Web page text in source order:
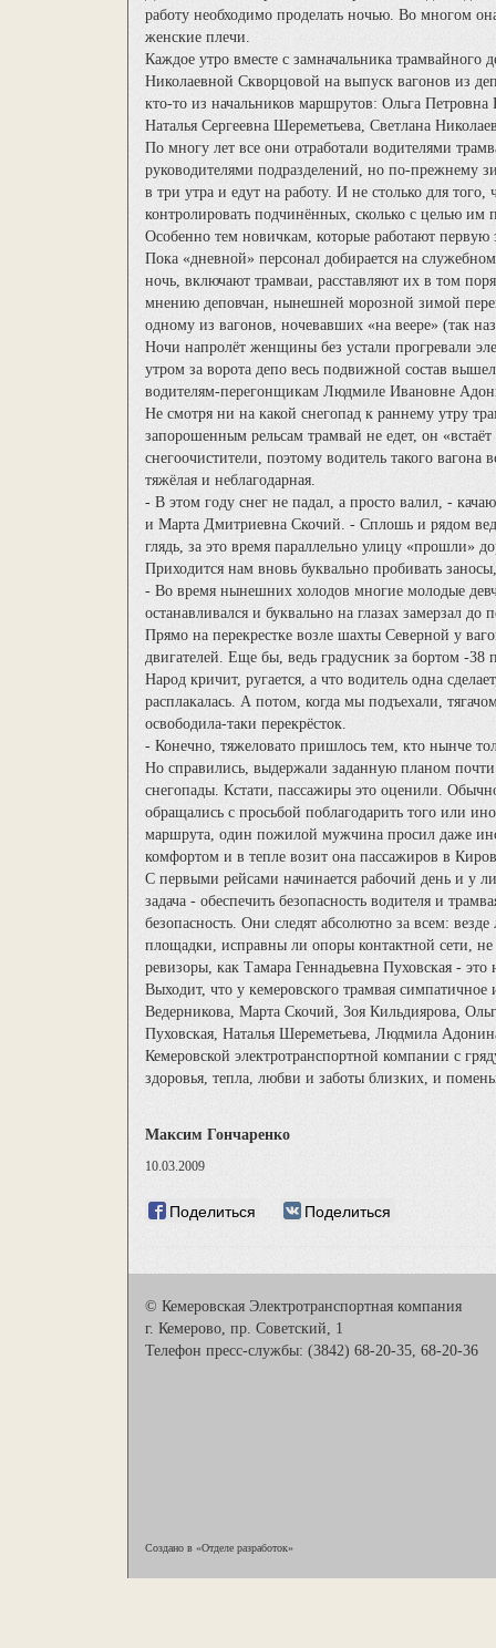
работу необходимо проделать ночью. Во многом
женские плечи.
Каждое утро вместе с замначальника трамвайного
Николаевной Скворцовой на выпуск вагонов из
кто-то из начальников маршрутов: Ольга Петровна
Наталья Сергеевна Шереметьева, Светлана
По многу лет все они отработали водителями
руководителями подразделений, но по-прежнему
в три утра и едут на работу. И не столько для того,
контролировать подчинённых, сколько с целью им
Особенно тем новичкам, которые работают первую
Пока «дневной» персонал добирается на
ночь, включают трамваи, расставляют их в том
мнению деповчан, нынешней морозной зимой
одному из вагонов, ночевавших «на веере» (так
Ночи напролёт женщины без устали прогревали
утром за ворота депо весь подвижной состав
водителям-перегонщикам Людмиле Ивановне
Не смотря ни на какой снегопад к раннему утру
запорошенным рельсам трамвай не едет, он
снегоочистители, поэтому водитель такого
тяжёлая и неблагодарная.
- В этом году снег не падал, а просто валил, -
и Марта Дмитриевна Скочий. - Сплошь и рядом
глядь, за это время параллельно улицу «прошли»
Приходится нам вновь буквально пробивать
- Во время нынешних холодов многие молодые
останавливался и буквально на глазах замерзал
Прямо на перекрестке возле шахты Северной у
двигателей. Еще бы, ведь градусник за бортом -
Народ кричит, ругается, а что водитель одна
расплакалась. А потом, когда мы подъехали,
освободила-таки перекрёсток.
- Конечно, тяжеловато пришлось тем, кто нынче
Но справились, выдержали заданную планом
снегопады. Кстати, пассажиры это оценили.
обращались с просьбой поблагодарить того или
маршрута, один пожилой мужчина просил даже
комфортом и в тепле возит она пассажиров в
С первыми рейсами начинается рабочий день и у
задача - обеспечить безопасность водителя и
безопасность. Они следят абсолютно за всем:
площадки, исправны ли опоры контактной сети,
ревизоры, как Тамара Геннадьевна Пуховская -
Выходит, что у кемеровского трамвая
Ведерникова, Марта Скочий, Зоя Кильдиярова,
Пуховская, Наталья Шереметьева, Людмила
Кемеровской электротранспортной компании с
здоровья, тепла, любви и заботы близких, и
Максим Гончаренко
10.03.2009
Поделиться Поделиться
© Кемеровская Электротранспортная компания
г. Кемерово, пр. Советский, 1
Телефон пресс-службы: (3842) 68-20-35, 68-20-36
Создано в «Отделе разработок»